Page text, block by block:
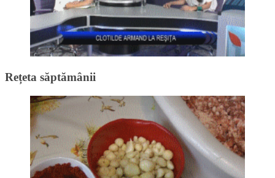
Rețeta săptămânii